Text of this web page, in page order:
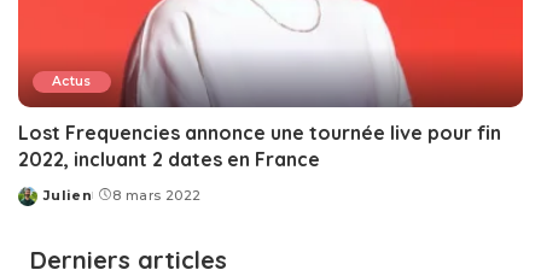
Actus
Lost Frequencies annonce une tournée live pour fin
2022, incluant 2 dates en France
Posted
Julien 8 mars 2022
Derniers articles